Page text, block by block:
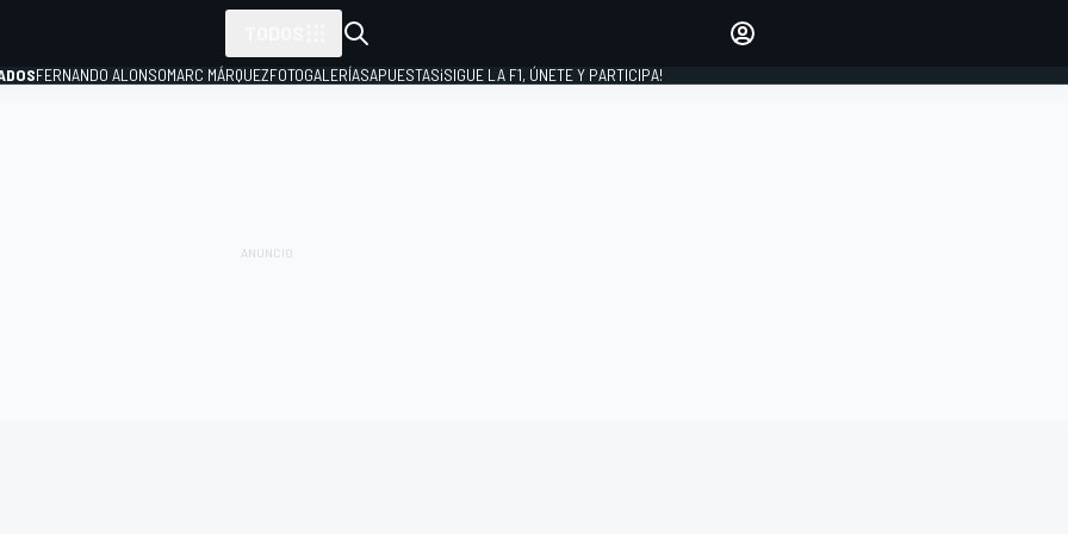
FERNANDO ALONSOMARC MÁRQUEZFOTOGALERÍASAPUESTAS¡SIGUE LA F1, ÚNETE Y PARTICIPA!